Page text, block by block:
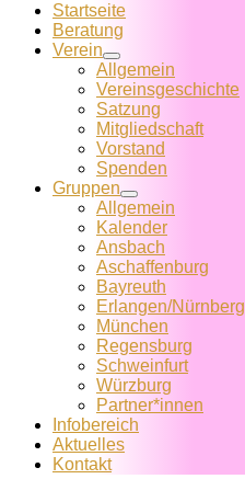
Startseite
Beratung
Verein
Allgemein
Vereins­geschichte
Satzung
Mitglied­schaft
Vorstand
Spenden
Gruppen
Allgemein
Kalender
Ansbach
Aschaffenburg
Bayreuth
Erlangen/Nürnberg
München
Regensburg
Schweinfurt
Würzburg
Partner*innen
Infobereich
Aktuelles
Kontakt